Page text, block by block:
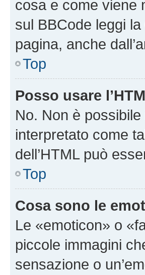
cosa e come viene
sul BBCode leggi la
pagina, anche
Top
Posso usare
No. Non è
interpretato come
dell’HTML può
Top
Cosa sono le
Le «emoticon» o
piccole immagini
sensazione o